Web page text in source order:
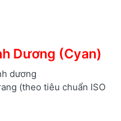
Dương (Cyan)
dương
(theo tiêu chuẩn ISO